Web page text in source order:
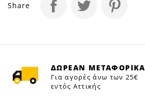
Share
ΔΩΡΕΑΝ ΜΕΤΑΦΟΡΙΚΑ
Για αγορές άνω των 25€
εντός Αττικής